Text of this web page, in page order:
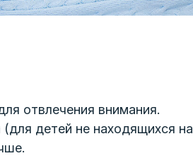
отвлечения внимания.
(для детей не находящихся на